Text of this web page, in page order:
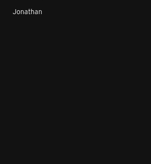
Jonathan